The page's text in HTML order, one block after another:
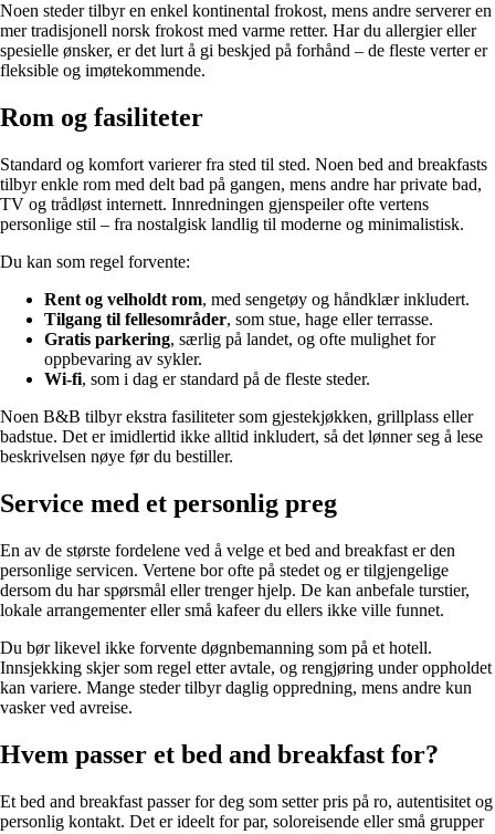
Noen steder tilbyr en enkel kontinental frokost, mens andre serverer en
mer tradisjonell norsk frokost med varme retter. Har du allergier eller
spesielle ønsker, er det lurt å gi beskjed på forhånd – de fleste verter er
fleksible og imøtekommende.
Rom og fasiliteter
Standard og komfort varierer fra sted til sted. Noen bed and breakfasts
tilbyr enkle rom med delt bad på gangen, mens andre har private bad,
TV og trådløst internett. Innredningen gjenspeiler ofte vertens
personlige stil – fra nostalgisk landlig til moderne og minimalistisk.
Du kan som regel forvente:
Rent og velholdt rom, med sengetøy og håndklær inkludert.
Tilgang til fellesområder, som stue, hage eller terrasse.
Gratis parkering, særlig på landet, og ofte mulighet for
oppbevaring av sykler.
Wi-fi, som i dag er standard på de fleste steder.
Noen B&B tilbyr ekstra fasiliteter som gjestekjøkken, grillplass eller
badstue. Det er imidlertid ikke alltid inkludert, så det lønner seg å lese
beskrivelsen nøye før du bestiller.
Service med et personlig preg
En av de største fordelene ved å velge et bed and breakfast er den
personlige servicen. Vertene bor ofte på stedet og er tilgjengelige
dersom du har spørsmål eller trenger hjelp. De kan anbefale turstier,
lokale arrangementer eller små kafeer du ellers ikke ville funnet.
Du bør likevel ikke forvente døgnbemanning som på et hotell.
Innsjekking skjer som regel etter avtale, og rengjøring under oppholdet
kan variere. Mange steder tilbyr daglig oppredning, mens andre kun
vasker ved avreise.
Hvem passer et bed and breakfast for?
Et bed and breakfast passer for deg som setter pris på ro, autentisitet og
personlig kontakt. Det er ideelt for par, soloreisende eller små grupper